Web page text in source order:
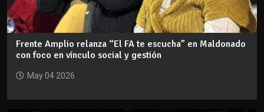
Frente Amplio relanza “El FA te escucha” en Maldonado
con foco en vínculo social y gestión
May 04 2026